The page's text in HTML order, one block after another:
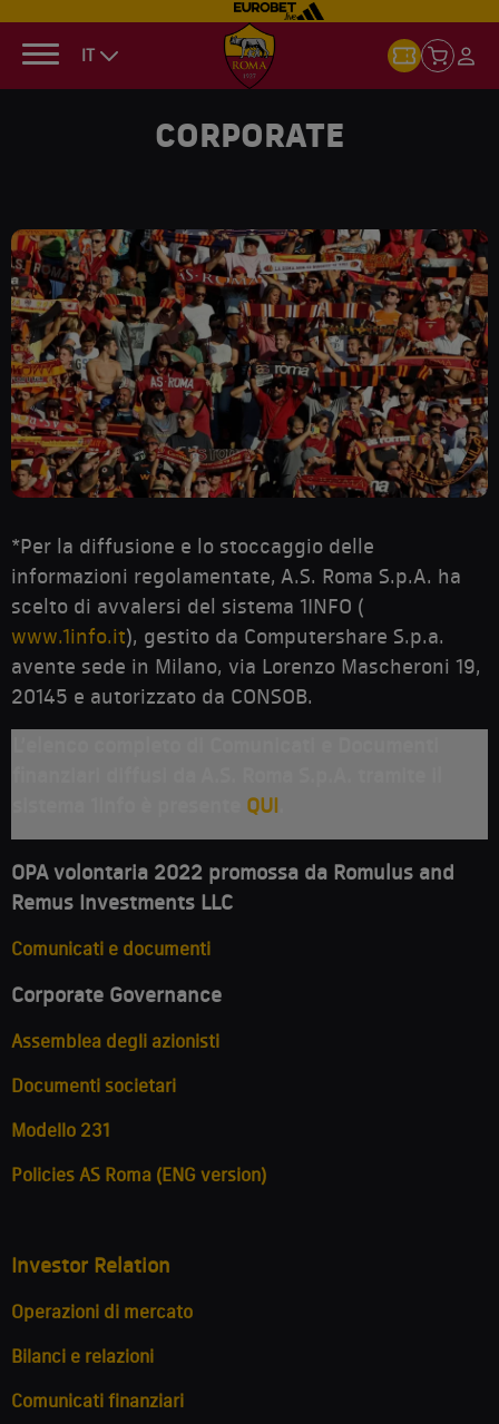
IT
CORPORATE
*Per la diffusione e lo stoccaggio delle
informazioni regolamentate, A.S. Roma S.p.A. ha
scelto di avvalersi del sistema 1INFO (
www.1info.it), gestito da Computershare S.p.a.
avente sede in Milano, via Lorenzo Mascheroni 19,
20145 e autorizzato da CONSOB.
QUI
OPA volontaria 2022 promossa da Romulus and
Remus Investments LLC
Comunicati e documenti
Corporate Governance
Assemblea degli azionisti
Documenti societari
Modello 231
Policies AS Roma (ENG version)
Investor Relation
Operazioni di mercato
Bilanci e relazioni
Comunicati finanziari